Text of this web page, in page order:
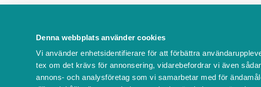
Denna webbplats använder cookies
Vi använder enhetsidentifierare för att förbättra
tex om det krävs för annonsering, vidarebefordrar vi även
annons- och analysföretag som vi samarbetar med för